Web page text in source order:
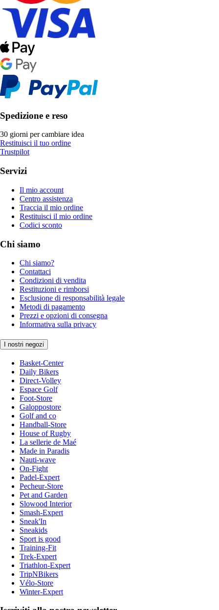
Spedizione e reso
30 giorni per cambiare idea
Restituisci il tuo ordine
Trustpilot
Servizi
Il mio account
Centro assistenza
Traccia il mio ordine
Restituisci il mio ordine
Codici sconto
Chi siamo
Chi siamo?
Contattaci
Condizioni di vendita
Restituzioni e rimborsi
Esclusione di responsabilità legale
Metodi di pagamento
Prezzi e opzioni di consegna
Informativa sulla privacy
I nostri negozi
Basket-Center
Daily Bikers
Direct-Volley
Espace Golf
Foot-Store
Galoppostore
Golf and co
Handball-Store
House of Rugby
La sellerie de Maé
Made in Paradis
Nauti-wave
On-Fight
Padel-Expert
Pecheur-Store
Pet and Garden
Slowood Interior
Smash-Expert
Sneak'In
Sneakids
Sport is good
Training-Fit
Trek-Expert
Triathlon-Expert
TripNBikers
Vélo-Store
Winter-Expert